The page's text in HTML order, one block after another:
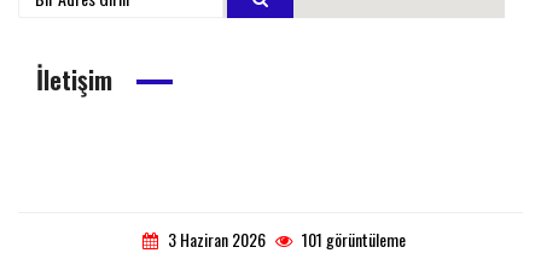
İletişim
3 Haziran 2026 101 görüntüleme